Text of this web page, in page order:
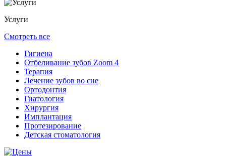
Услуги
Смотреть все
Гигиена
Отбеливание зубов Zoom 4
Терапия
Лечение зубов во сне
Ортодонтия
Гнатология
Хирургия
Имплантация
Протезирование
Детская стоматология